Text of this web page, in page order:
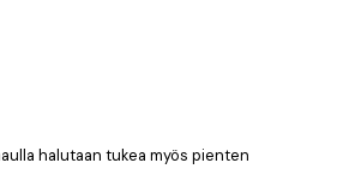
halutaan tukea myös pienten